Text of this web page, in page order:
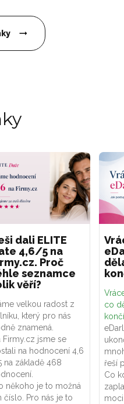
dali ELITE
4,6/5 na
Proč
seznamce
věří?
velkou radost z
který pro nás
znamená.
Firmy.cz jsme se
na hodnocení 4,6
na základě 468
někoho je to možná
číslo. Pro nás je to
co
řeší
Co